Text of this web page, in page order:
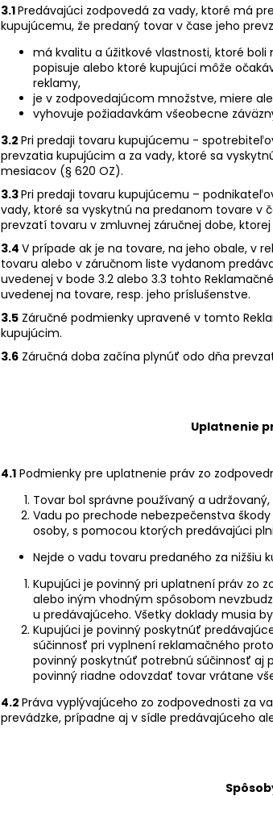
3.1Predávajúci zodpovedá za vady, ktoré má
kupujúcemu, že predaný tovar v čase jeho
má kvalitu a úžitkové vlastnosti, ktoré
popisuje alebo ktoré kupujúci môže
reklamy,
je v zodpovedajúcom množstve, miere
vyhovuje požiadavkám všeobecne
3.2 Pri predaji tovaru kupujúcemu -
prevzatia kupujúcim a za vady, ktoré sa
mesiacov (§ 620 OZ).
3.3Pri predaji tovaru kupujúcemu –
vady, ktoré sa vyskytnú na predanom tovare v
prevzatí tovaru v zmluvnej záručnej dobe,
3.4 V prípade ak je na tovare, na jeho obale, v
tovaru alebo v záručnom liste vydanom
uvedenej v bode 3.2 alebo 3.3 tohto
uvedenej na tovare, resp. jeho príslušenstve.
3.5 Záručné podmienky upravené v tomto
kupujúcim.
3.6 Záručná doba začína plynúť odo dňa
Uplatnenie
4.1 Podmienky pre uplatnenie práv zo
Tovar bol správne používaný a
Vadu po prechode nebezpečenstva
osoby, s pomocou ktorých predávajúci
Nejde o vadu tovaru predaného za nižšiu
Kupujúci je povinný pri uplatnení práv zo
alebo iným vhodným spôsobom
u predávajúceho. Všetky doklady musia
Kupujúci je povinný poskytnúť
súčinnosť pri vyplnení reklamačného
povinný poskytnúť potrebnú súčinnosť aj
povinný riadne odovzdať tovar vrátane
4.2 Práva vyplývajúceho zo zodpovednosti za
prevádzke, prípadne aj v sídle predávajúceho